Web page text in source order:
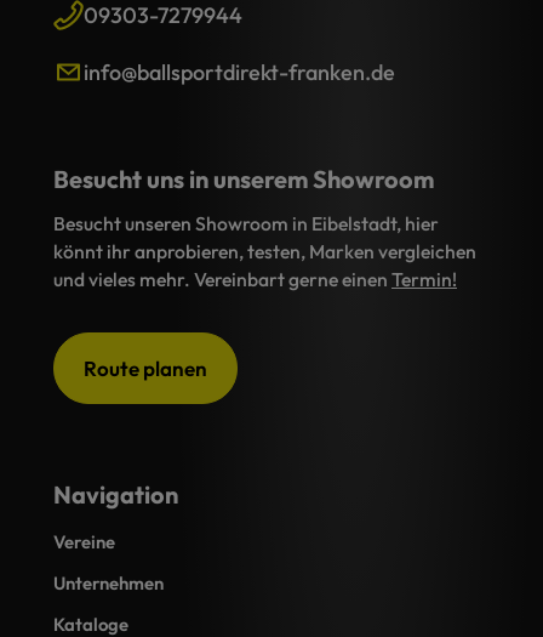
09303-7279944
info@ballsportdirekt-franken.de
Navigation
Vereine
Unternehmen
Kataloge
Besucht uns in unserem Showroom
Besucht unseren Showroom in Eibelstadt, hier
könnt ihr anprobieren, testen, Marken vergleichen
und vieles mehr. Vereinbart gerne einen Termin!
Route planen